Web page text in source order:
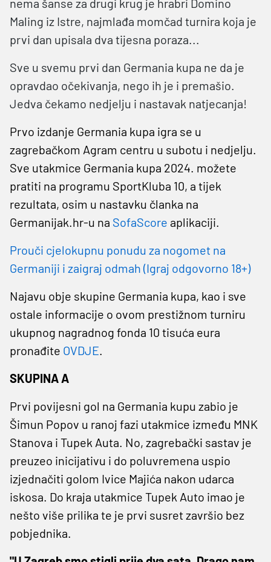
nema šanse za drugi krug je hrabri Domino
Maling iz Istre, najmlađa momčad turnira koja je
prvi dan upisala dva tijesna poraza...
Sve u svemu prvi dan Germania kupa ne da je
opravdao očekivanja, nego ih je i premašio.
Jedva čekamo nedjelju i nastavak natjecanja!
Prvo izdanje Germania kupa igra se u
zagrebačkom Agram centru u subotu i nedjelju.
Sve utakmice Germania kupa 2024. možete
pratiti na programu SportKluba 10, a tijek
rezultata, osim u nastavku članka na
Germanijak.hr-u na SofaScore aplikaciji.
Prouči cjelokupnu ponudu za nogomet na
Germaniji i zaigraj odmah (Igraj odgovorno 18+)
Najavu obje skupine Germania kupa, kao i sve
ostale informacije o ovom prestižnom turniru
ukupnog nagradnog fonda 10 tisuća eura
pronađite OVDJE.
SKUPINA A
Prvi povijesni gol na Germania kupu zabio je
Šimun Popov u ranoj fazi utakmice između MNK
Stanova i Tupek Auta. No, zagrebački sastav je
preuzeo inicijativu i do poluvremena uspio
izjednačiti golom Ivice Majića nakon udarca
iskosa. Do kraja utakmice Tupek Auto imao je
nešto više prilika te je prvi susret završio bez
pobjednika.